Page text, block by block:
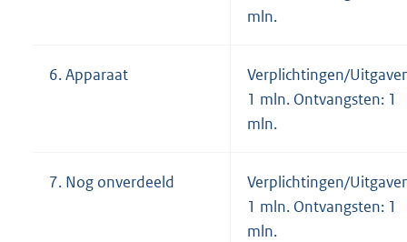
mln.
6. Apparaat
Verplichtingen/
1 mln. Ontvangsten: 1
mln.
7. Nog onverdeeld
Verplichtingen/
1 mln. Ontvangsten: 1
mln.